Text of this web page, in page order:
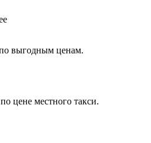
выгодным ценам.
цене местного такси.